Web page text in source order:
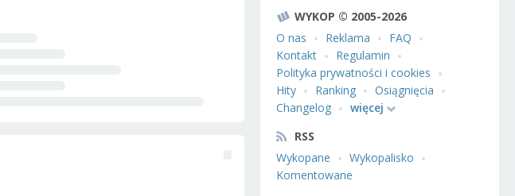
WYKOP © 2005-2026
O nas
Reklama
FAQ
Kontakt
Regulamin
Polityka prywatności i cookies
Hity
Ranking
Osiągnięcia
Changelog
więcej
RSS
Wykopane
Wykopalisko
Komentowane